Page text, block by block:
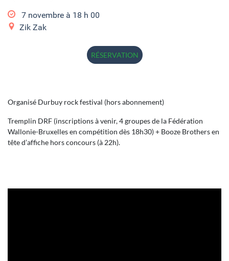
7 novembre à 18 h 00
Zik Zak
RÉSERVATION
Organisé Durbuy rock festival (hors abonnement)
Tremplin DRF (inscriptions à venir, 4 groupes de la Fédération
Wallonie-Bruxelles en compétition dès 18h30) + Booze Brothers en
tête d’affiche hors concours (à 22h).